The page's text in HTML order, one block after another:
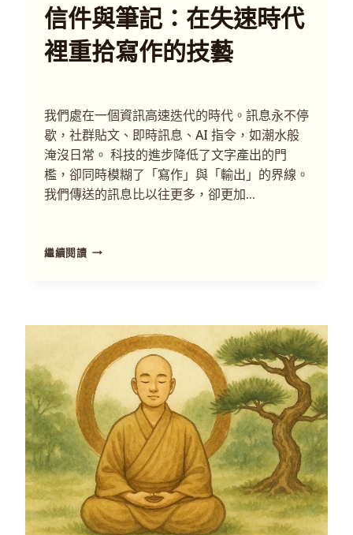
信件與筆記：在失速時代
裡重拾寫作的技藝
我們處在一個資訊高速迭代的時代。訊息永不停
歇，社群貼文、即時訊息、AI 指令，如潮水般
淹沒日常。 科技的進步降低了文字產出的門
檻，卻同時模糊了「寫作」與「輸出」的界線。
我們傳送的訊息比以往更多，卻更加…
繼續閱讀